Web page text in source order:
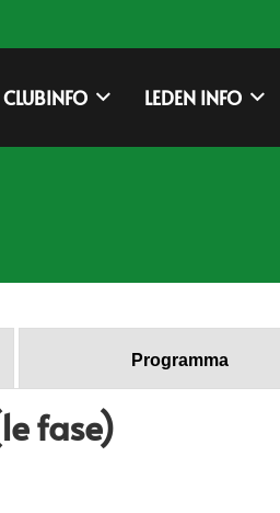
CLUBINFO LEDEN INFO
Programma
fase)